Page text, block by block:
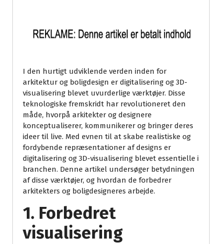
I den hurtigt udviklende verden inden for
arkitektur og boligdesign er digitalisering og 3D-
visualisering blevet uvurderlige værktøjer. Disse
teknologiske fremskridt har revolutioneret den
måde, hvorpå arkitekter og designere
konceptualiserer, kommunikerer og bringer deres
ideer til live. Med evnen til at skabe realistiske og
fordybende repræsentationer af designs er
digitalisering og 3D-visualisering blevet essentielle i
branchen. Denne artikel undersøger betydningen
af disse værktøjer, og hvordan de forbedrer
arkitekters og boligdesigneres arbejde.
1. Forbedret
visualisering